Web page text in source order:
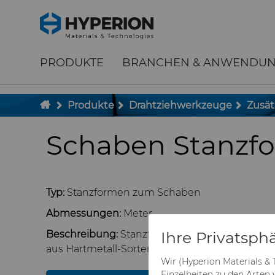
To main content
To menu
PRODUKTE BRANCHEN &
Produkte Drahtziehwerkzeuge
Schaben
Typ: Stanzformen zum Schaben
Abmessungen: Meter
Beschreibung: Stanzformrohlinge zum
aus Hartmetall-Sorten MP10, ES35 und H11N.
Ihre
Wir (Hyperion Materials &